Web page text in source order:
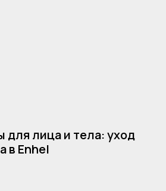
лица и тела: уход
в Enhel